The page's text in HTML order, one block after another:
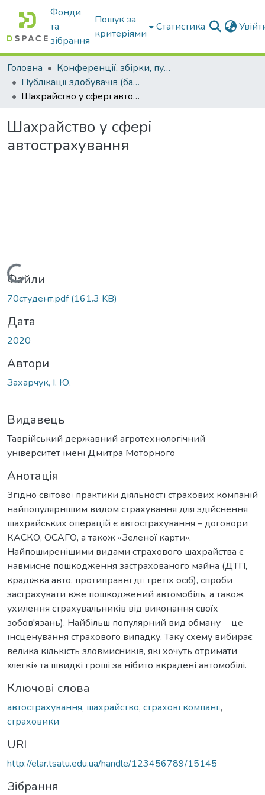
Фонди
та
зібрання
Пошук за
критеріями
Статистика
Головна
Конференції, збірки, публікації молодих вчених і здобувачів : магістрів, бакалаврів, аспірантів.
Публікації здобувачів (бакалаврів. магістрів, аспірантів)
Шахрайство у сфері автострахування
Шахрайство у сфері
автострахування
Вантажиться...
Файли
70студент.pdf(161.3 KB)
Дата
2020
Автори
Захарчук, І. Ю.
Видавець
Таврійський державний агротехнологічний
університет імені Дмитра Моторного
Анотація
Згідно світової практики діяльності страхових компаній
найпопулярнішим видом страхування для здійснення
шахрайських операцій є автострахування – договори
КАСКО, ОСАГО, а також «Зеленої карти».
Найпоширенішими видами страхового шахрайства є
навмисне пошкодження застрахованого майна (ДТП,
крадіжка авто, протиправні дії третіх осіб), спроби
застрахувати вже пошкоджений автомобіль, а також
ухилення страхувальників від виконання своїх
зобов'язань). Найбільш популярний вид обману − це
інсценування страхового випадку. Таку схему вибирає
велика кількість зловмисників, які хочуть отримати
«легкі» та швидкі гроші за нібито вкрадені автомобілі.
Ключові слова
автострахування, шахрайство, страхові компанії,
страховики
URI
http://elar.tsatu.edu.ua/handle/123456789/15145
Зібрання